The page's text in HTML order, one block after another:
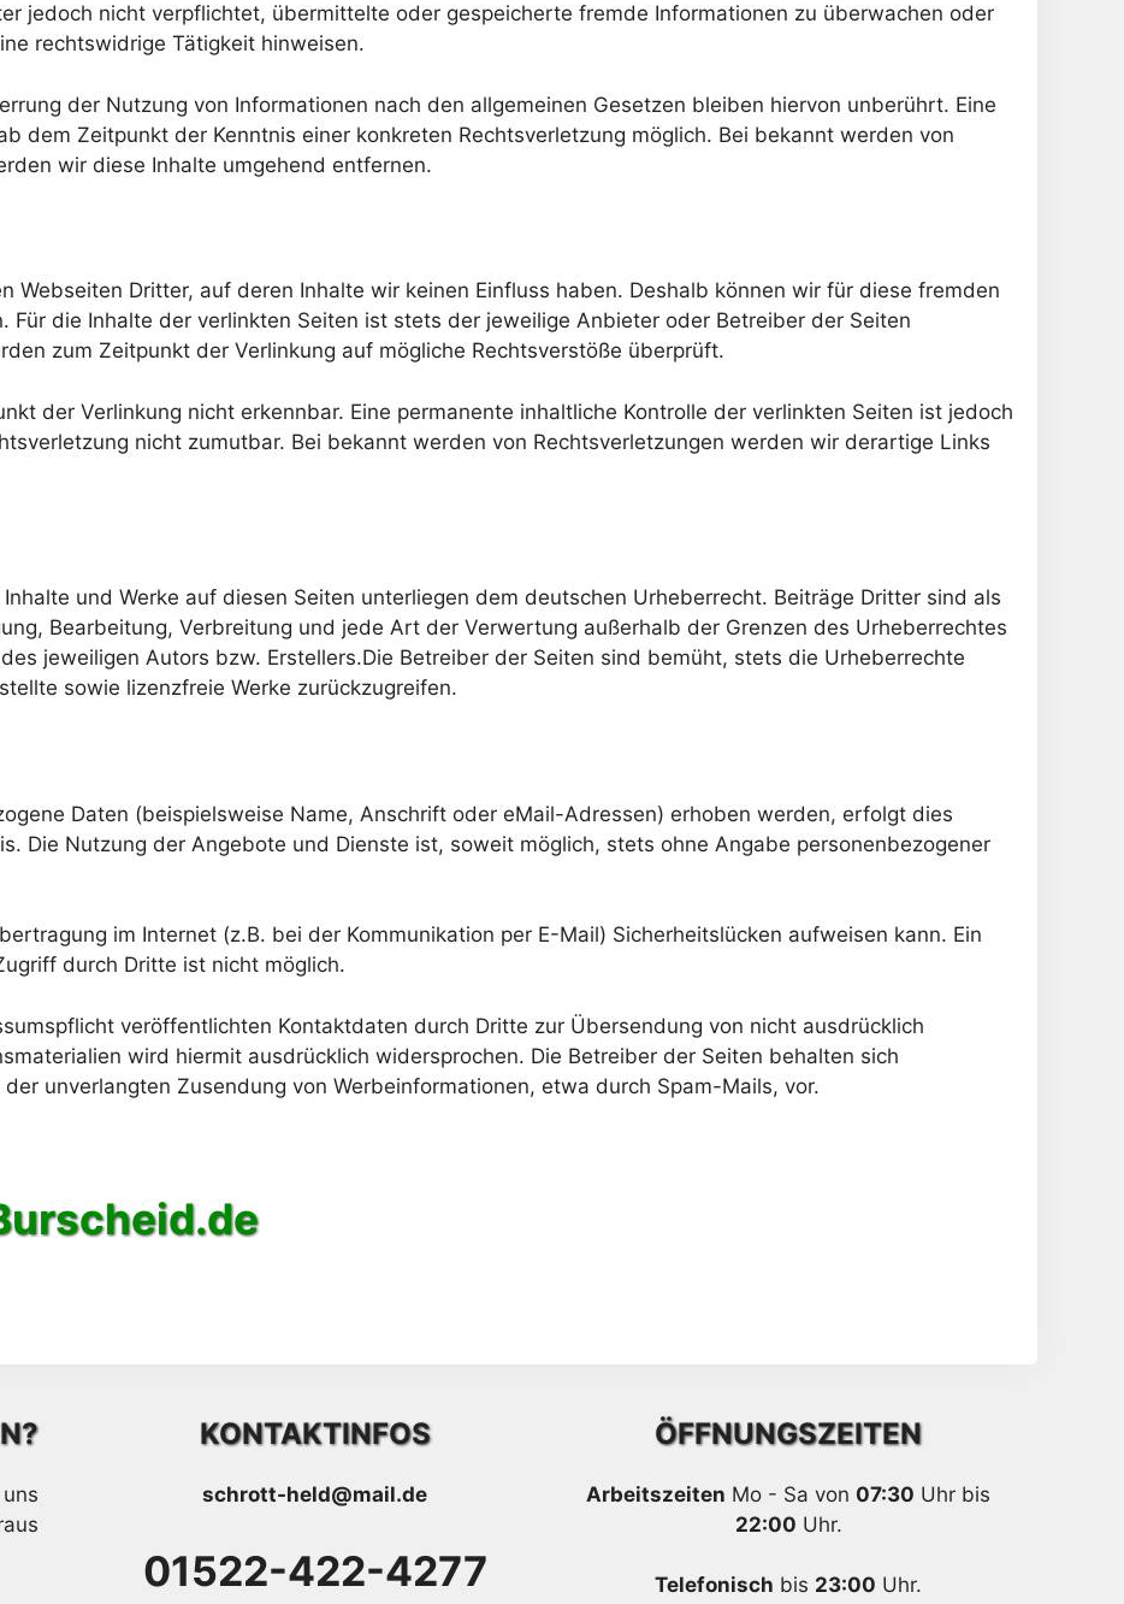
jedoch nicht verpflichtet, übermittelte oder gespeicherte fremde Informationen zu überwachen oder
rechtswidrige Tätigkeit hinweisen.
der Nutzung von Informationen nach den allgemeinen Gesetzen bleiben hiervon unberührt. Eine
dem Zeitpunkt der Kenntnis einer konkreten Rechtsverletzung möglich. Bei bekannt werden von
wir diese Inhalte umgehend entfernen.
Webseiten Dritter, auf deren Inhalte wir keinen Einfluss haben. Deshalb können wir für diese fremden
Für die Inhalte der verlinkten Seiten ist stets der jeweilige Anbieter oder Betreiber der Seiten
zum Zeitpunkt der Verlinkung auf mögliche Rechtsverstöße überprüft.
der Verlinkung nicht erkennbar. Eine permanente inhaltliche Kontrolle der verlinkten Seiten ist jedoch
nicht zumutbar. Bei bekannt werden von Rechtsverletzungen werden wir derartige Links
und Werke auf diesen Seiten unterliegen dem deutschen Urheberrecht. Beiträge Dritter sind als
Bearbeitung, Verbreitung und jede Art der Verwertung außerhalb der Grenzen des Urheberrechtes
jeweiligen Autors bzw. Erstellers.Die Betreiber der Seiten sind bemüht, stets die Urheberrechte
sowie lizenzfreie Werke zurückzugreifen.
Daten (beispielsweise Name, Anschrift oder eMail-Adressen) erhoben werden, erfolgt dies
Die Nutzung der Angebote und Dienste ist, soweit möglich, stets ohne Angabe personenbezogener
im Internet (z.B. bei der Kommunikation per E-Mail) Sicherheitslücken aufweisen kann. Ein
durch Dritte ist nicht möglich.
veröffentlichten Kontaktdaten durch Dritte zur Übersendung von nicht ausdrücklich
wird hiermit ausdrücklich widersprochen. Die Betreiber der Seiten behalten sich
unverlangten Zusendung von Werbeinformationen, etwa durch Spam-Mails, vor.
KONTAKTINFOS
schrott-held@mail.de
01522-422-4277
ÖFFNUNGSZEITEN
Arbeitszeiten Mo - Sa von07:30 Uhr bis
22:00 Uhr.
Telefonisch bis 23:00 Uhr.